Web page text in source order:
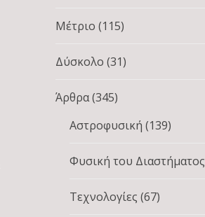
Μέτριο (115)
Δύσκολο (31)
Άρθρα(345)
Αστροφυσική (139)
Φυσική του Διαστήματος
Τεχνολογίες (67)